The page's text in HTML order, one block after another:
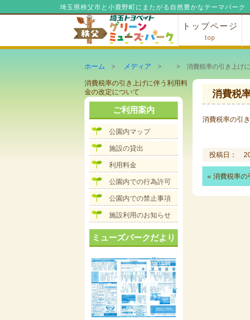
埼玉県秩父市と小鹿野町にまたがる自然豊かなテーマパーク
トップページ
top
ホーム > メディア > > 消費税率の引き上げに
消費税
消費税率の引
投稿日：
« 消費税率の
投
稿
ナ
ゲ
消費税率の引き上げに伴う利用料
金の改定について
ご利用案内
公園内マップ
施設の貸出
利用料金
公園内での行為許可
公園内での禁止事項
施設利用のお知らせ
ミューズパークだより